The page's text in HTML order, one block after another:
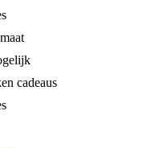
cadeaus